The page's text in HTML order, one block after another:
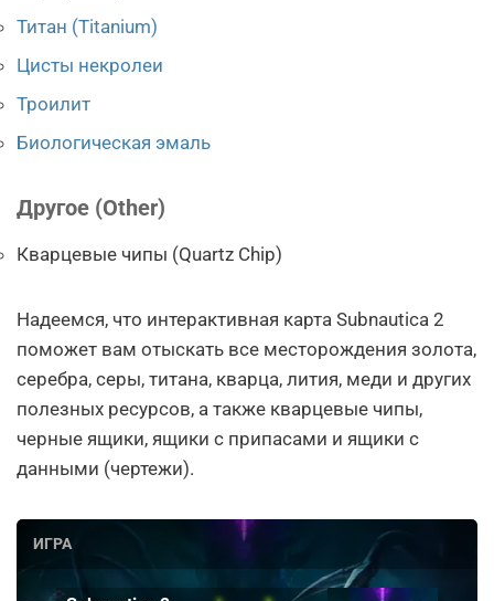
Титан (Titanium)
Цисты некролеи
Троилит
Биологическая эмаль
Другое (Other)
Кварцевые чипы (Quartz Chip)
Надеемся, что интерактивная карта Subnautica 2
поможет вам отыскать все месторождения золота,
серебра, серы, титана, кварца, лития, меди и других
полезных ресурсов, а также кварцевые чипы,
черные ящики, ящики с припасами и ящики с
данными (чертежи).
ИГРА